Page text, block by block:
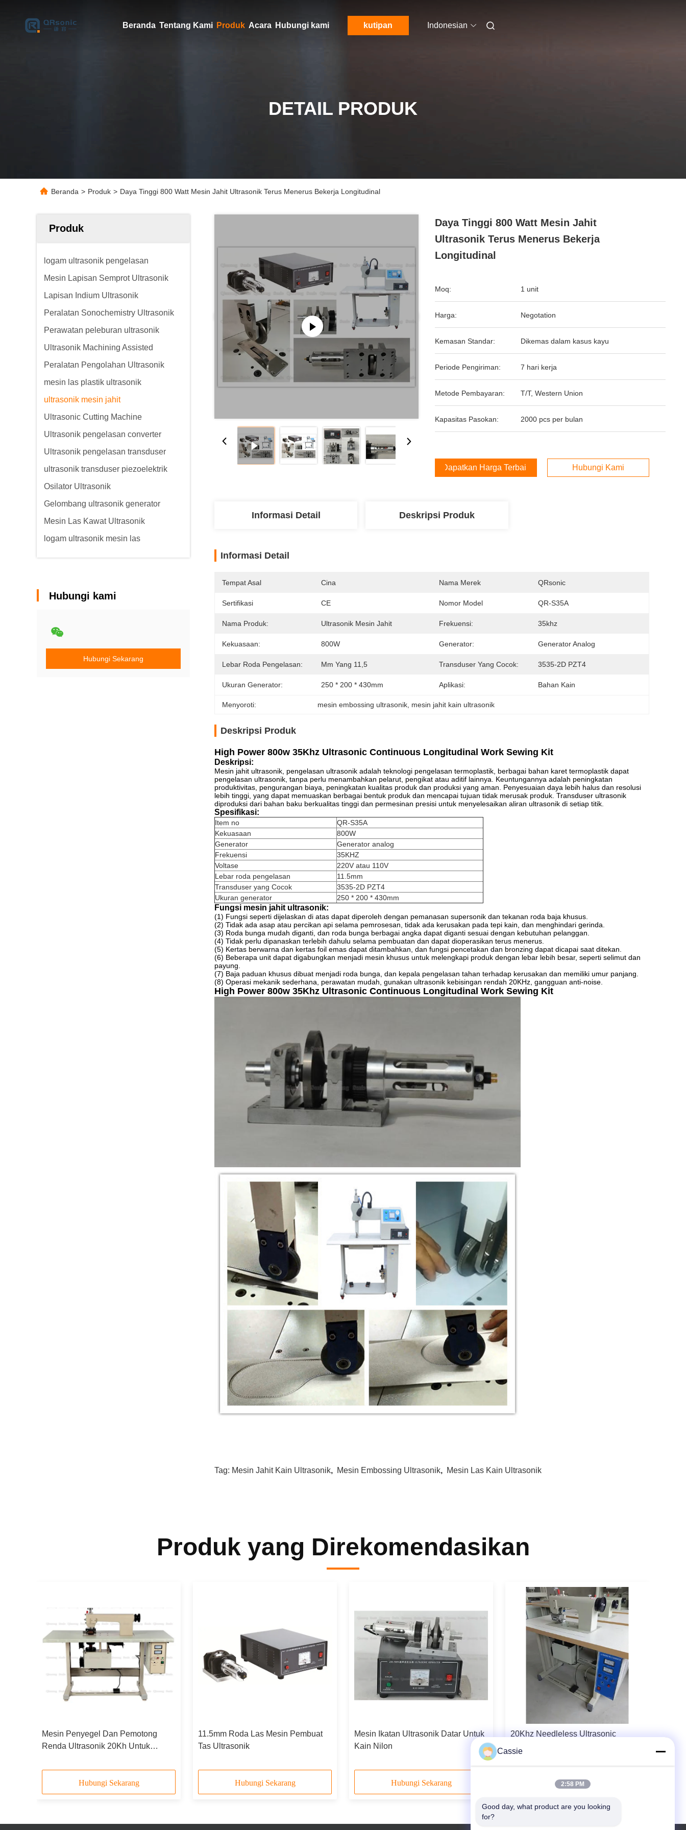
Beranda Tentang Kami Produk Acara Hubungi kami kutipan Indonesian
DETAIL PRODUK
Beranda > Produk > Daya Tinggi 800 Watt Mesin Jahit Ultrasonik Terus Menerus Bekerja Longitudinal
Produk
logam ultrasonik pengelasan
Mesin Lapisan Semprot Ultrasonik
Lapisan Indium Ultrasonik
Peralatan Sonochemistry Ultrasonik
Perawatan peleburan ultrasonik
Ultrasonik Machining Assisted
Peralatan Pengolahan Ultrasonik
mesin las plastik ultrasonik
ultrasonik mesin jahit
Ultrasonic Cutting Machine
Ultrasonik pengelasan converter
Ultrasonik pengelasan transduser
ultrasonik transduser piezoelektrik
Osilator Ultrasonik
Gelombang ultrasonik generator
Mesin Las Kawat Ultrasonik
logam ultrasonik mesin las
Hubungi kami
Hubungi Sekarang
Daya Tinggi 800 Watt Mesin Jahit
Ultrasonik Terus Menerus Bekerja
Longitudinal
Moq: 1 unit
Harga: Negotation
Kemasan Standar: Dikemas dalam kasus kayu
Periode Pengiriman: 7 hari kerja
Metode Pembayaran: T/T, Western Union
Kapasitas Pasokan: 2000 pcs per bulan
Dapatkan Harga Terbaik Hubungi Kami
Informasi Detail Deskripsi Produk
Informasi Detail
Tempat Asal Cina Nama Merek QRsonic
Sertifikasi CE Nomor Model QR-S35A
Nama Produk: Ultrasonik Mesin Jahit Frekuensi: 35khz
Kekuasaan: 800W Generator: Generator Analog
Lebar Roda Pengelasan: Mm Yang 11,5 Transduser Yang Cocok: 3535-2D PZT4
Ukuran Generator: 250 * 200 * 430mm Aplikasi: Bahan Kain
Menyoroti: mesin embossing ultrasonik mesin jahit kain ultrasonik
Deskripsi Produk
High Power 800w 35Khz Ultrasonic Continuous Longitudinal Work Sewing Kit
Deskripsi:
Mesin jahit ultrasonik, pengelasan ultrasonik adalah teknologi pengelasan termoplastik, berbagai bahan karet termoplastik dapat
pengelasan ultrasonik, tanpa perlu menambahkan pelarut, pengikat atau aditif lainnya.
Keuntungannya adalah peningkatan
produktivitas, pengurangan biaya, peningkatan kualitas produk dan produksi yang aman.
Penyesuaian daya lebih halus dan resolusi
lebih tinggi, yang dapat memuaskan berbagai bentuk produk dan mencapai tujuan tidak merusak produk. Transduser ultrasonik
diproduksi dari bahan baku berkualitas tinggi dan permesinan presisi untuk menyelesaikan aliran ultrasonik di setiap titik.
Spesifikasi:
Item no
QR-S35A
Kekuasaan
800W
Generator
Generator analog
Frekuensi
35KHZ
Voltase
220V atau 110V
Lebar roda pengelasan
11.5mm
Transduser yang Cocok
3535-2D PZT4
Ukuran generator
250 * 200 * 430mm
Fungsi mesin jahit ultrasonik:
(1) Fungsi seperti dijelaskan di atas dapat diperoleh dengan pemanasan supersonik dan tekanan roda baja khusus.
(2) Tidak ada asap atau percikan api selama pemrosesan, tidak ada kerusakan pada tepi kain, dan menghindari gerinda.
(3) Roda bunga mudah diganti, dan roda bunga berbagai angka dapat diganti sesuai dengan kebutuhan pelanggan.
(4) Tidak perlu dipanaskan terlebih dahulu selama pembuatan dan dapat dioperasikan terus menerus.
(5) Kertas berwarna dan kertas foil emas dapat ditambahkan, dan fungsi pencetakan dan bronzing dapat dicapai saat ditekan.
(6) Beberapa unit dapat digabungkan menjadi mesin khusus untuk melengkapi produk dengan lebar lebih besar, seperti selimut dan
payung.
(7) Baja paduan khusus dibuat menjadi roda bunga, dan kepala pengelasan tahan terhadap kerusakan dan memiliki umur panjang.
(8) Operasi mekanik sederhana, perawatan mudah, gunakan ultrasonik kebisingan rendah 20KHz, gangguan anti-noise.
High Power 800w 35Khz Ultrasonic Continuous Longitudinal Work Sewing Kit
Tag: Mesin Jahit Kain Ultrasonik, Mesin Embossing Ultrasonik, Mesin Las Kain Ultrasonik
Produk yang Direkomendasikan
Mesin Penyegel Dan Pemotong
Renda Ultrasonik 20Kh Untuk
Hubungi Sekarang
11.5mm Roda Las Mesin Pembuat
Tas Ultrasonik
Hubungi Sekarang
Mesin Ikatan Ultrasonik Datar Untuk
Kain Nilon
Hubungi Sekarang
20Khz Needleless Ultrasonic
Sewing Machine Untuk Berbagai
Hubungi Sekarang
Cassie
2:58 PM
Good day, what product are you looking
for?